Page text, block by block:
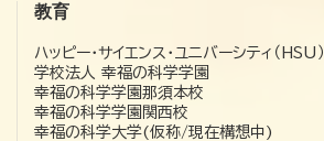
教育
ハッピー・サイエンス・ユニバーシティ（HSU）
学校法人 幸福の科学学園
幸福の科学学園那須本校
幸福の科学学園関西校
幸福の科学大学(仮称/現在構想中)